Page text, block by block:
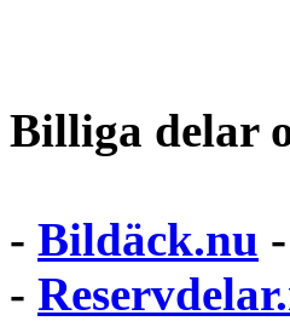
Billiga delar
- Bildäck.nu -
-